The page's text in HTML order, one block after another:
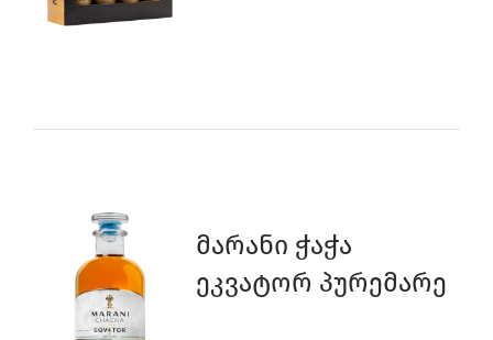
Მარანი Ჭაჭა
Ეკვატორ Პურემარე